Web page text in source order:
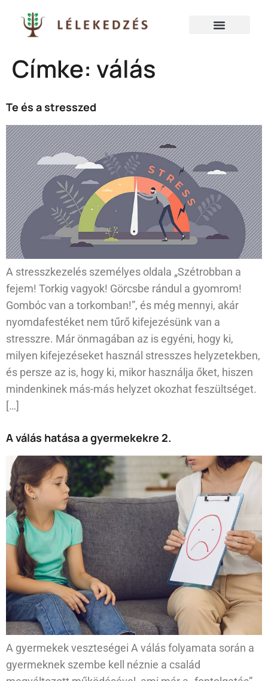
Címke: válás
Te és a stresszed
A stresszkezelés személyes oldala „Szétrobban a
fejem! Torkig vagyok! Görcsbe rándul a gyomrom!
Gombóc van a torkomban!”, és még mennyi, akár
nyomdafestéket nem tűrő kifejezésünk van a
stresszre. Már önmagában az is egyéni, hogy ki,
milyen kifejezéseket használ stresszes helyzetekben,
és persze az is, hogy ki, mikor használja őket, hiszen
mindenkinek más-más helyzet okozhat feszültséget.
[…]
A válás hatása a gyermekekre 2.
A gyermekek veszteségei A válás folyamata során a
gyermeknek szembe kell néznie a család